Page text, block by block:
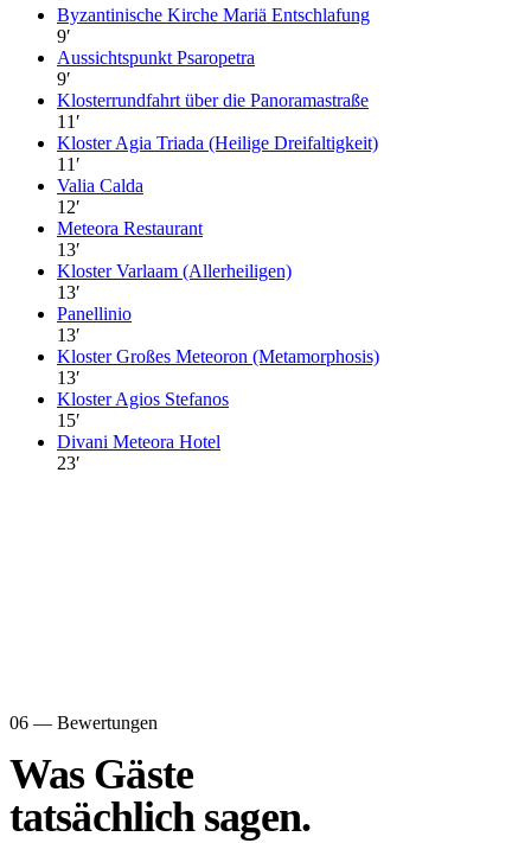
Byzantinische Kirche Mariä Entschlafung
9′
Aussichtspunkt Psaropetra
9′
Klosterrundfahrt über die Panoramastraße
11′
Kloster Agia Triada (Heilige Dreifaltigkeit)
11′
Valia Calda
12′
Meteora Restaurant
13′
Kloster Varlaam (Allerheiligen)
13′
Panellinio
13′
Kloster Großes Meteoron (Metamorphosis)
13′
Kloster Agios Stefanos
15′
Divani Meteora Hotel
23′
06 — Bewertungen
Was Gäste
tatsächlich sagen.